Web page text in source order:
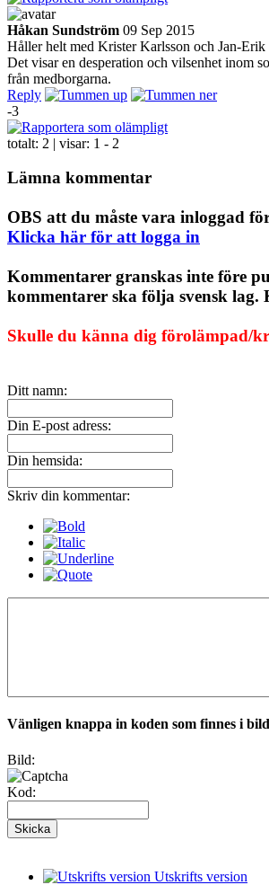
Håkan Sundström 09 Sep 2015
Håller helt med Krister Karlsson och Jan-Erik
Det visar en desperation och vilsenhet inom
från medborgarna.
Reply
-3
totalt: 2 | visar: 1 - 2
Lämna kommentar
OBS att du måste vara inloggad
Klicka här för att logga in
Kommentarer granskas inte före
kommentarer ska följa svensk
Skulle du känna dig förolämpad/
Ditt namn:
Din E-post adress:
Din hemsida:
Skriv din kommentar:
Vänligen knappa in koden som finnes i
Bild:
Kod:
Utskrifts version